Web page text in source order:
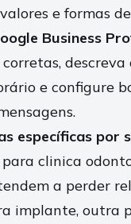
e formas
Business
descreva
e configure
específicas por
clinica
a perder
implante, outra